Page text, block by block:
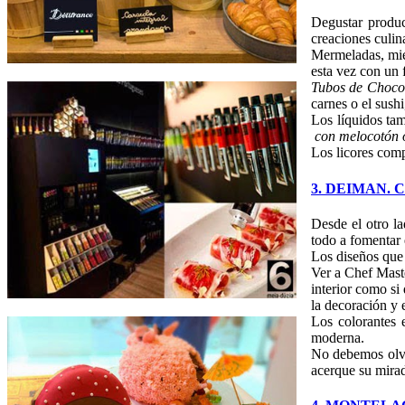
Degustar
creaciones
Mermeladas,
esta vez con
Tubos de
carnes o el
Los líquidos
con melocotón
Los licores
3. DEIMAN.
Desde el otro
todo a
Los diseños
Ver a Chef
interior como si
la decoración y
Los colorantes
moderna.
No debemos
acerque su